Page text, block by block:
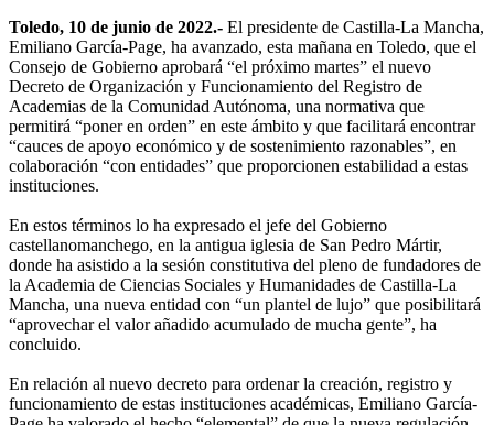
Toledo, 10 de junio de 2022.- El presidente de Castilla-La Mancha,
Emiliano García-Page, ha avanzado, esta mañana en Toledo, que el
Consejo de Gobierno aprobará “el próximo martes” el nuevo
Decreto de Organización y Funcionamiento del Registro de
Academias de la Comunidad Autónoma, una normativa que
permitirá “poner en orden” en este ámbito y que facilitará encontrar
“cauces de apoyo económico y de sostenimiento razonables”, en
colaboración “con entidades” que proporcionen estabilidad a estas
instituciones.
En estos términos lo ha expresado el jefe del Gobierno
castellanomanchego, en la antigua iglesia de San Pedro Mártir,
donde ha asistido a la sesión constitutiva del pleno de fundadores de
la Academia de Ciencias Sociales y Humanidades de Castilla-La
Mancha, una nueva entidad con “un plantel de lujo” que posibilitará
“aprovechar el valor añadido acumulado de mucha gente”, ha
concluido.
En relación al nuevo decreto para ordenar la creación, registro y
funcionamiento de estas instituciones académicas, Emiliano García-